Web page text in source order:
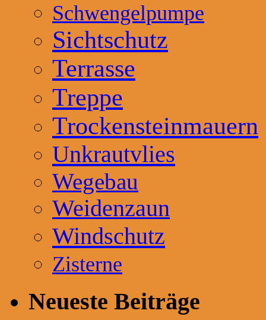
Schwengelpumpe
Sichtschutz
Terrasse
Treppe
Trockensteinmauern
Unkrautvlies
Wegebau
Weidenzaun
Windschutz
Zisterne
Neueste Beiträge